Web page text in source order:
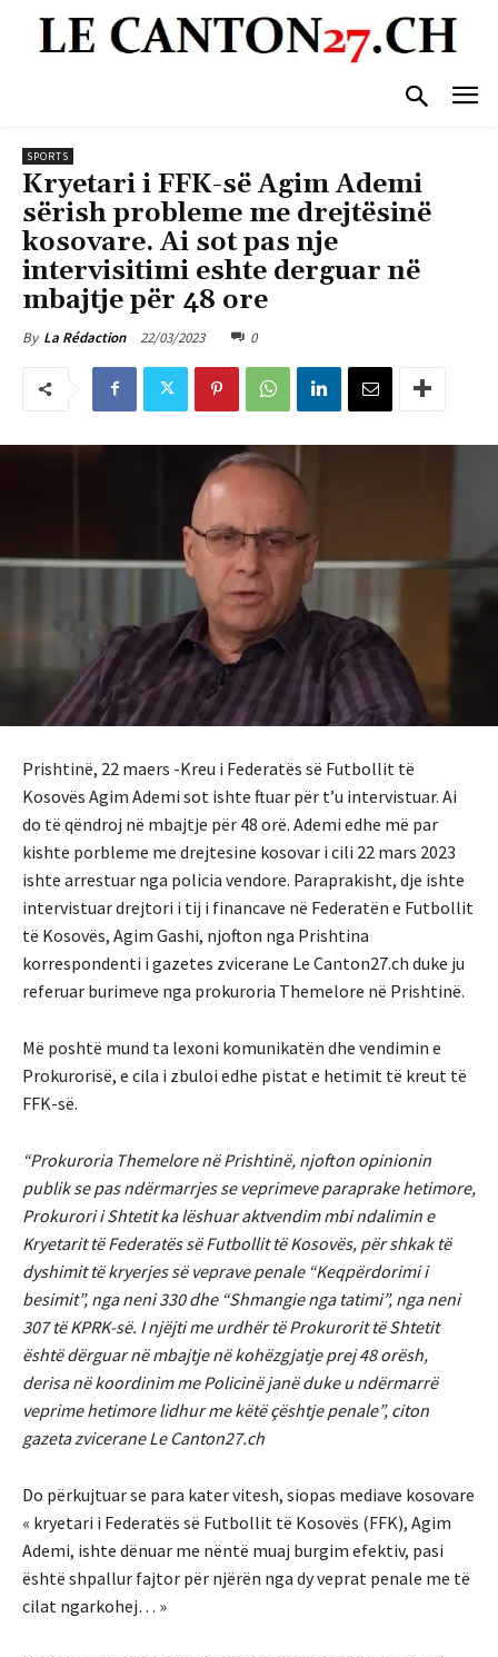
SPORTS
Kryetari i FFK-së Agim Ademi
sërish probleme me drejtësinë
kosovare. Ai sot pas nje
intervisitimi eshte derguar në
mbajtje për 48 ore
By La Rédaction 22/03/2023 0
Prishtinë, 22 maers -Kreu i Federatës së Futbollit të
Kosovës Agim Ademi sot ishte ftuar për t’u intervistuar. Ai
do të qëndroj në mbajtje për 48 orë. Ademi edhe më par
kishte porbleme me drejtesine kosovar i cili 22 mars 2023
ishte arrestuar nga policia vendore. Paraprakisht, dje ishte
intervistuar drejtori i tij i financave në Federatën e Futbollit
të Kosovës, Agim Gashi, njofton nga Prishtina
korrespondenti i gazetes zvicerane Le Canton27.ch duke ju
referuar burimeve nga prokuroria Themelore në Prishtinë.
Më poshtë mund ta lexoni komunikatën dhe vendimin e
Prokurorisë, e cila i zbuloi edhe pistat e hetimit të kreut të
FFK-së.
“Prokuroria Themelore në Prishtinë, njofton opinionin
publik se pas ndërmarrjes se veprimeve paraprake hetimore,
Prokurori i Shtetit ka lëshuar aktvendim mbi ndalimin e
Kryetarit të Federatës së Futbollit të Kosovës, për shkak të
dyshimit të kryerjes së veprave penale “Keqpërdorimi i
besimit”, nga neni 330 dhe “Shmangie nga tatimi”, nga neni
307 të KPRK-së. I njëjti me urdhër të Prokurorit të Shtetit
është dërguar në mbajtje në kohëzgjatje prej 48 orësh,
derisa në koordinim me Policinë janë duke u ndërmarrë
veprime hetimore lidhur me këtë çështje penale”, citon
gazeta zvicerane Le Canton27.ch
Do përkujtuar se para kater vitesh, siopas mediave kosovare
« kryetari i Federatës së Futbollit të Kosovës (FFK), Agim
Ademi, ishte dënuar me nëntë muaj burgim efektiv, pasi
është shpallur fajtor për njërën nga dy veprat penale me të
cilat ngarkohej… »